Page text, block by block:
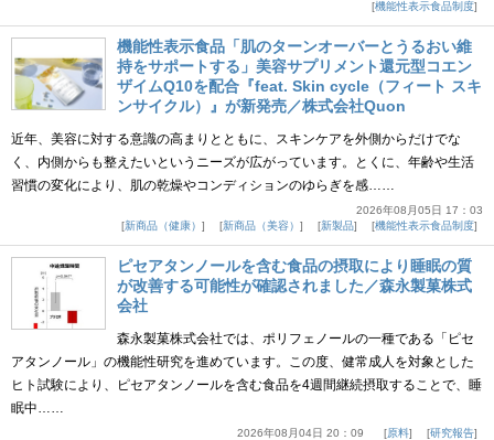
機能性表示食品制度
機能性表示食品「肌のターンオーバーとうるおい維
持をサポートする」美容サプリメント還元型コエン
ザイムQ10を配合『feat. Skin cycle（フィート スキ
ンサイクル）』が新発売／株式会社Quon
近年、美容に対する意識の高まりとともに、スキンケアを外側からだけでな
く、内側からも整えたいというニーズが広がっています。とくに、年齢や生活
習慣の変化により、肌の乾燥やコンディションのゆらぎを感……
2026年08月05日 17：03
新商品（健康）
新商品（美容） 新製品 機能性表示食品制度
ピセアタンノールを含む食品の摂取により睡眠の質
が改善する可能性が確認されました／森永製菓株式
会社
森永製菓株式会社では、ポリフェノールの一種である「ピセ
アタンノール」の機能性研究を進めています。この度、健常成人を対象とした
ヒト試験により、ピセアタンノールを含む食品を4週間継続摂取することで、睡
眠中……
2026年08月04日 20：09 原料 研究報告